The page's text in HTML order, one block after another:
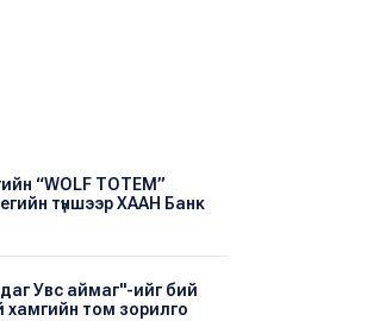
“WOLF TOTEM”
түншээр ХААН Банк
Увс аймаг"-ийг бий
хамгийн том зорилго